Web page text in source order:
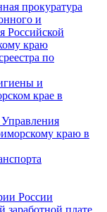
прокуратура
и
Российской
краю
по
и
крае в
краю в
России